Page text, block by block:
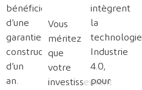
bénéficient
d’une
garantie
constructeur
d’un
an.
Vous
méritez
que
votre
investissement
intègrent
la
technologie
Industrie
4.0,
pour